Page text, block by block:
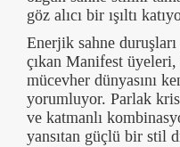
göz alıcı bir ışıltı
Enerjik sahne
çıkan Manifest
mücevher dünyasını
yorumluyor. Parlak
ve katmanlı
yansıtan güçlü bir stil